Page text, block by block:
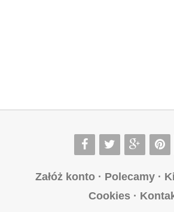
Załóż konto· Polecamy·
Cookies·